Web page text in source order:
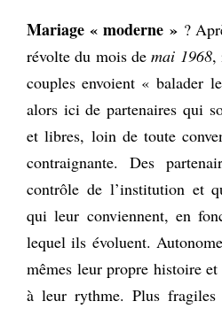
Mariage « moderne »?
révolte du mois demai 1968,
couples envoient « balader
alors ici de partenaires qui
et libres, loin de toute
contraignante. Des
contrôle de l’institution et
qui leur conviennent, en
lequel ils évoluent.
mêmes leur propre histoire
à leur rythme. Plus fragiles